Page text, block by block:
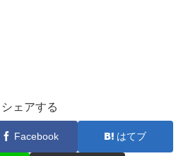
シェアする
Facebook はてブ